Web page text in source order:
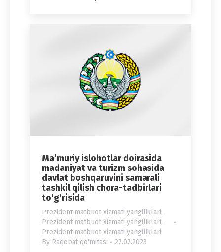
Ma’muriy islohotlar doirasida
madaniyat va turizm sohasida
davlat boshqaruvini samarali
tashkil qilish chora-tadbirlari
to‘g‘risida
Prezident matbuot xizmati yangiliklari,
Prezident matbuot xizmati yangiliklari,
Prezident matbuot xizmati yangiliklari
By Raqobat qo'mitasi 27.07.2023